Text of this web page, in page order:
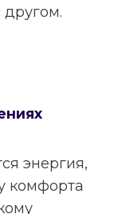
энергия,
комфорта